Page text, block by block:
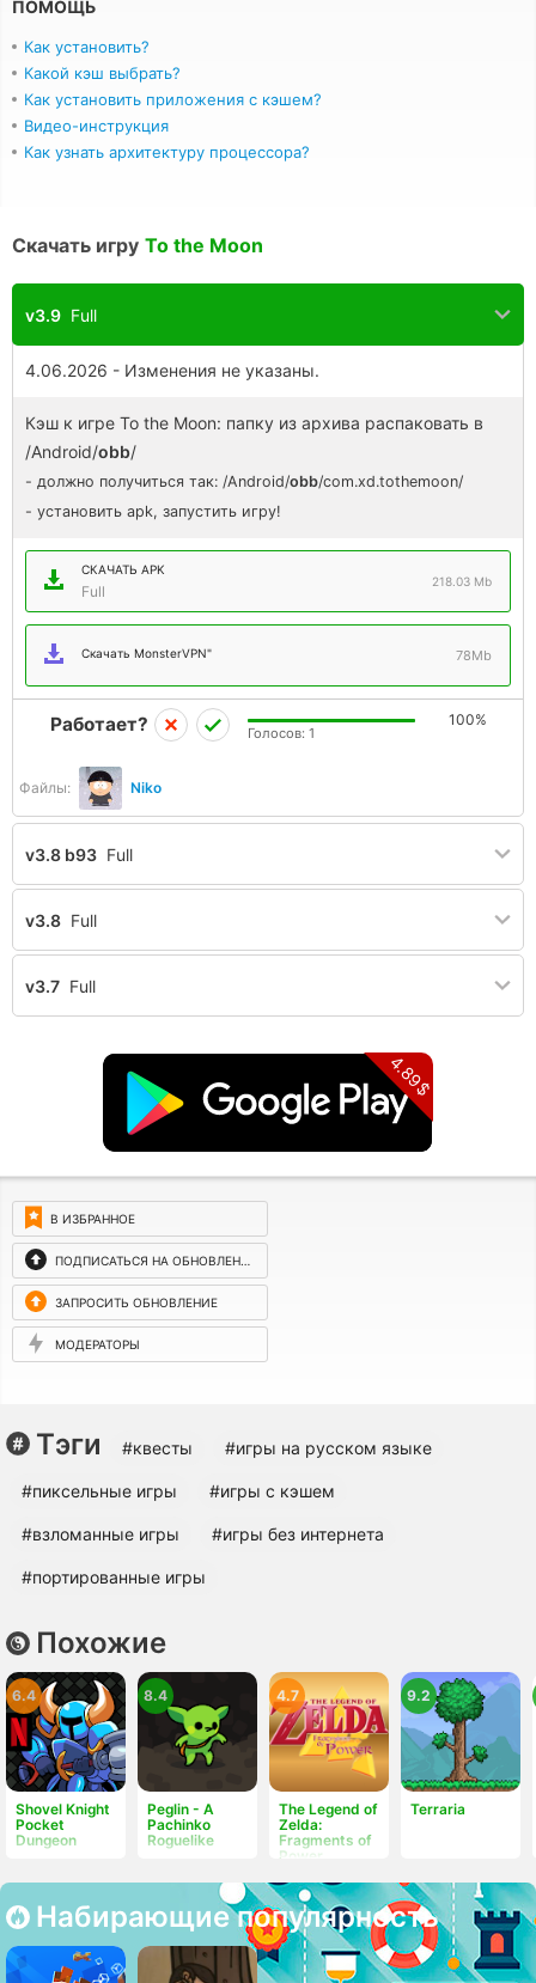
ПОМОЩЬ
Как установить?
Какой кэш выбрать?
Как установить приложения с кэшем?
Видео-инструкция
Как узнать архитектуру процессора?
Скачать игру To the Moon
v3.9 Full
4.06.2026 - Изменения не указаны.
Кэш к игре To the Moon: папку из архива распаковать в
/Android/obb/
- должно получиться так: /Android/obb/com.xd.tothemoon/
- установить apk, запустить игру!
СКАЧАТЬ APK
Full
218.03 Mb
Скачать MonsterVPN" 78Mb
Файлы: Niko
Работает? 100%
Голосов: 1
v3.8 b93 Full
v3.8 Full
v3.7 Full
4.89$
В ИЗБРАННОЕ
ПОДПИСАТЬСЯ НА ОБНОВЛЕНИЯ
ЗАПРОСИТЬ ОБНОВЛЕНИЕ
МОДЕРАТОРЫ
Тэги #квесты #игры на русском языке
#пиксельные игры #игры с кэшем
#взломанные игры #игры без интернета
#портированные игры
Похожие
Shovel Knight
Pocket
Dungeon
6.4
Peglin - A
Pachinko
Roguelike
8.4
The Legend of
Zelda:
Fragments of
Power
4.7
Terraria
9.2
Набирающие популярность